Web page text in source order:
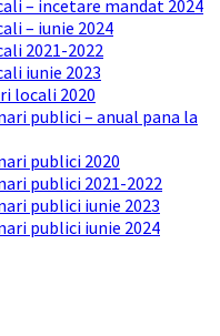
– incetare mandat 2024
– iunie 2024
2021-2022
iunie 2023
locali 2020
publici – anual pana la
publici 2020
publici 2021-2022
publici iunie 2023
publici iunie 2024